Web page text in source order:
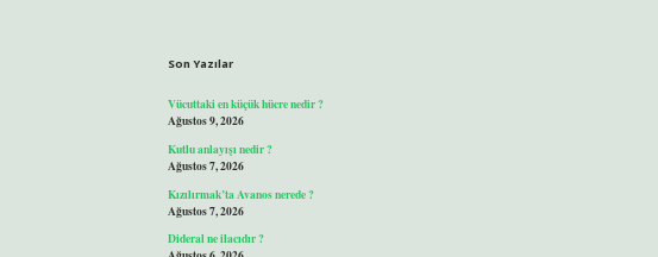
Son Yazılar
Vücuttaki en küçük hücre nedir ?
Ağustos 9, 2026
Kutlu anlayışı nedir ?
Ağustos 7, 2026
Kızılırmak’ta Avanos nerede ?
Ağustos 7, 2026
Dideral ne ilacıdır ?